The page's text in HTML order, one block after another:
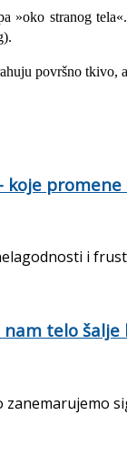
»oko stranog
površno tkivo,
i
telo